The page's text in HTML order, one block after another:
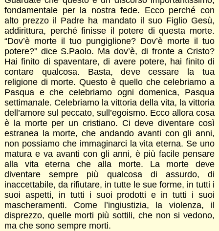
fondamentale per la nostra fede. Ecco perché con
alto prezzo il Padre ha mandato il suo Figlio Gesù,
addirittura, perché finisse il potere di questa morte.
“Dov’è morte il tuo pungiglione? Dov’è morte il tuo
potere?” dice S.Paolo. Ma dov’è, di fronte a Cristo?
Hai finito di spaventare, di avere potere, hai finito di
contare qualcosa. Basta, deve cessare la tua
religione di morte. Questo è quello che celebriamo a
Pasqua e che celebriamo ogni domenica, Pasqua
settimanale. Celebriamo la vittoria della vita, la vittoria
dell’amore sul peccato, sull’egoismo. Ecco allora cosa
è la morte per un cristiano. Ci deve diventare così
estranea la morte, che andando avanti con gli anni,
non possiamo che immaginarci la vita eterna. Se uno
matura e va avanti con gli anni, è più facile pensare
alla vita eterna che alla morte. La morte deve
diventare sempre più qualcosa di assurdo, di
inaccettabile, da rifiutare, in tutte le sue forme, in tutti i
suoi aspetti, in tutti i suoi prodotti e in tutti i suoi
mascheramenti. Come l’ingiustizia, la violenza, il
disprezzo, quelle morti più sottili, che non si vedono,
ma che sono sempre morti.